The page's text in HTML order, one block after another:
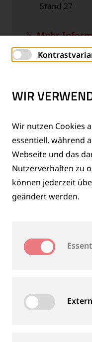
Stand 27
Mehr
AREMA
13.09.2026 -
Kansas City,
Stand 600
Kalenderdatei
INNOTRANS
WIR
Wir nutzen Cookies
essentiell, während
Webseite und das
Nutzerverhalten zu
können jederzeit
geändert werden.